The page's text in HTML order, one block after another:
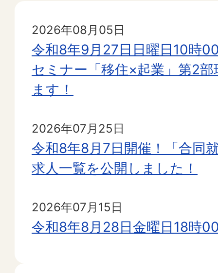
2026年08月05日
令和8年9月27日日曜日10時
セミナー「移住×起業」第2
ます！
2026年07月25日
令和8年8月7日開催！「合同
求人一覧を公開しました！
2026年07月15日
令和8年8月28日金曜日18時